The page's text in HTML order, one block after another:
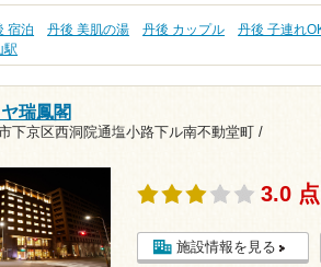
宿泊 丹後 美肌の湯 丹後 カップル 丹後 子連れ
駅
瑞鳳閣
下京区西洞院通塩小路下ル南不動堂町 /
3.0 点
施設情報を見る